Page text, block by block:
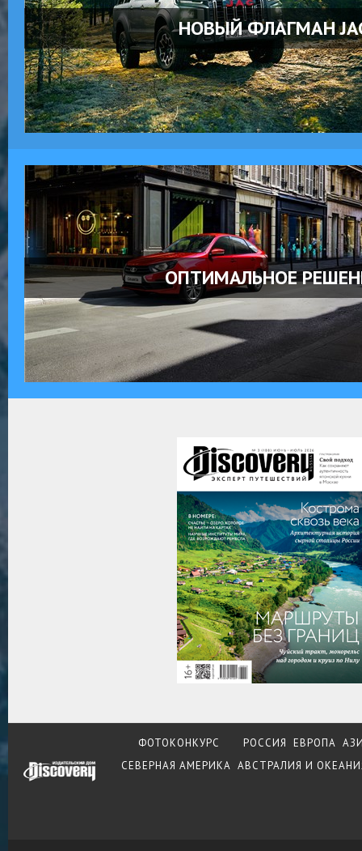
НОВЫЙ ФЛАГМАН
ОПТИМАЛЬНОЕ
ФОТОКОНКУРС РОССИЯ ЕВРОПА
СЕВЕРНАЯ АМЕРИКА АВСТРАЛИЯ И